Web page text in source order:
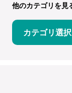
他のカテゴリを見
カテゴリ選択